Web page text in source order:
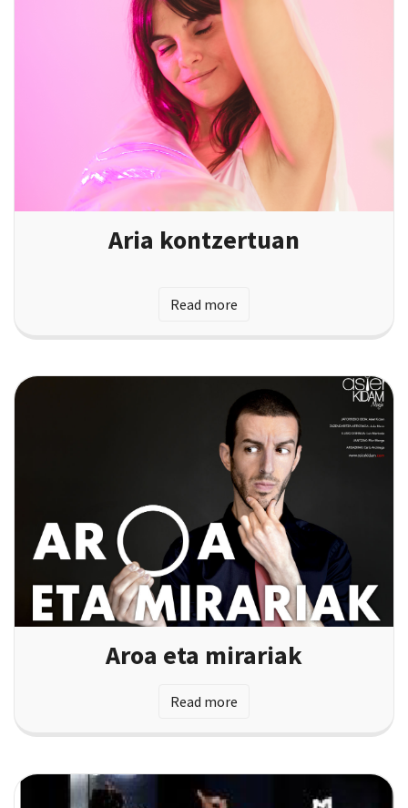
Aroa eta mirariak
Read more
Aria kontzertuan
Read more